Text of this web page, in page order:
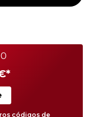
códigos de